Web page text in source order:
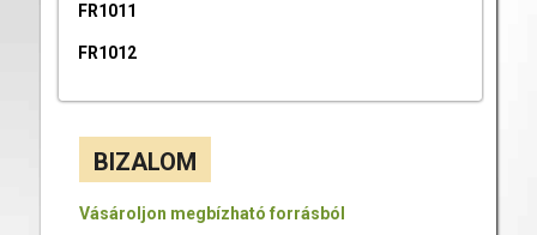
FR1011
FR1012
BIZALOM
Vásároljon megbízható forrásból